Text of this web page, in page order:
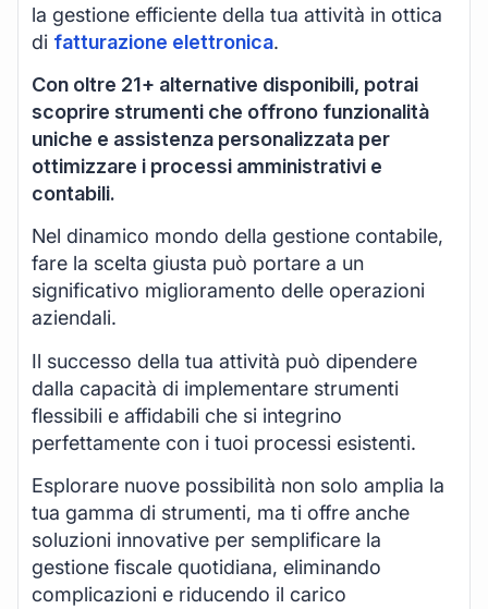
la gestione efficiente della tua attività in ottica
di fatturazione elettronica.
Con oltre 21+ alternative disponibili, potrai
scoprire strumenti che offrono funzionalità
uniche e assistenza personalizzata per
ottimizzare i processi amministrativi e
contabili.
Nel dinamico mondo della gestione contabile,
fare la scelta giusta può portare a un
significativo miglioramento delle operazioni
aziendali.
Il successo della tua attività può dipendere
dalla capacità di implementare strumenti
flessibili e affidabili che si integrino
perfettamente con i tuoi processi esistenti.
Esplorare nuove possibilità non solo amplia la
tua gamma di strumenti, ma ti offre anche
soluzioni innovative per semplificare la
gestione fiscale quotidiana, eliminando
complicazioni e riducendo il carico